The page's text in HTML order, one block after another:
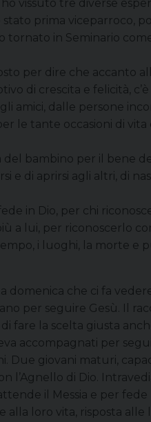
vissuto tre diverse
prima viceparroco,
tornato in Seminario
per dire che accanto
di crescita e felicità,
amici, dalle persone
le tante occasioni di vita
del bambino per il bene
e di aprirsi agli altri, di
in Dio, per chi
a lui, per riconoscerlo
i luoghi, la morte e
domenica che ci fa
per seguire Gesù. Il
fare la scelta giusta
accompagnati per
Due giovani maturi,
l’Agnello di Dio.
il Messia e per fede
alla loro vita, risposta alle